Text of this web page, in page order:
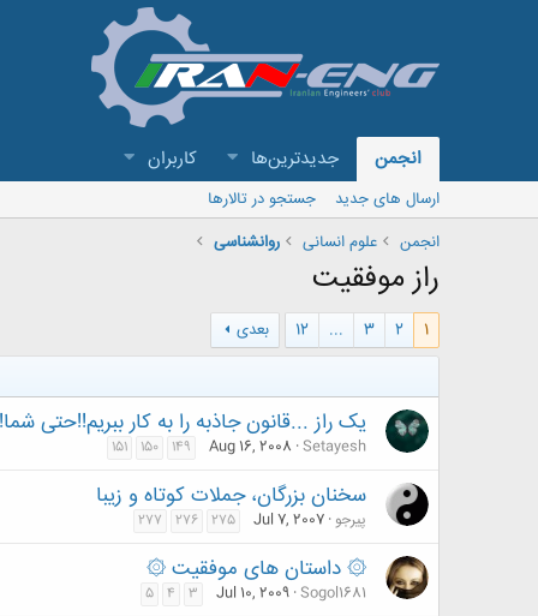
انجمن جدیدترین‌ها کاربران
ارسال های جدید
جستجو در تالارها
انجمن
علوم انسانی روانشناسی
راز موفقیت
1
2
3
...
12 بعدی
یک راز ...قانون جاذبه را به کار ببریم!!حتی
Setayesh
Aug 16, 2008
149
150
151
سخنان بزرگان، جملات کوتاه و زیبا
پیرجو Jul 7, 2007
275
276
277
۞ داستان های موفقیت ۞
Sogol1681
Jul 10, 2009
3
4
5